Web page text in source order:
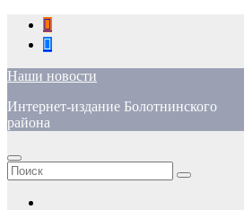
Перейти
содержимому
Наши новости
Интернет-издание Болотнинского
района